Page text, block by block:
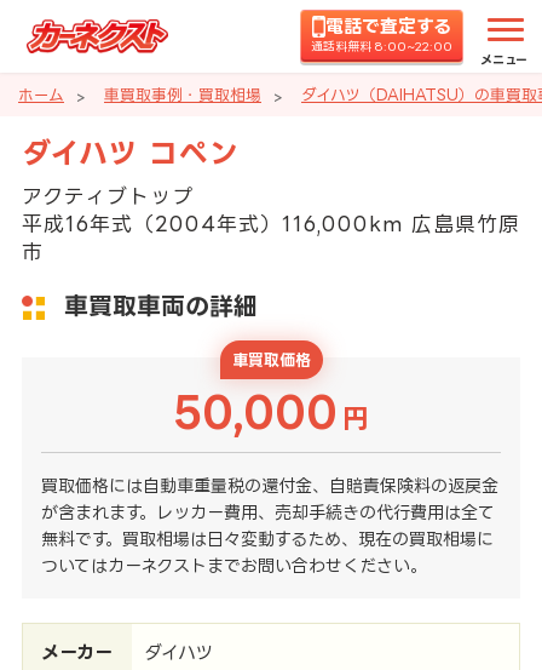
電話で査定する
通話料無料 8:00~22:00
メニュー
ホーム 車買取事例・買取相場 ダイハツ（DAIHATSU）の車買
ダイハツ コペン
アクティブトップ
平成16年式（2004年式）116,000km 広島県竹原
市
車買取車両の詳細
車買取価格
50,000 円
買取価格には自動車重量税の還付金、自賠責保険料の返戻金
が含まれます。レッカー費用、売却手続きの代行費用は全て
無料です。買取相場は日々変動するため、現在の買取相場に
ついてはカーネクストまでお問い合わせください。
メーカー ダイハツ